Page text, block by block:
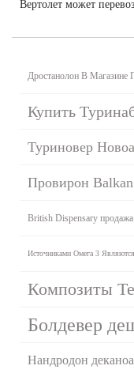
Вертолет может
Дростанолон В Магазине
Купить
Туриновер
Провирон
British Dispensary
Источниками Омега 3 Являются
Композиты
Болдевер
Нандродон